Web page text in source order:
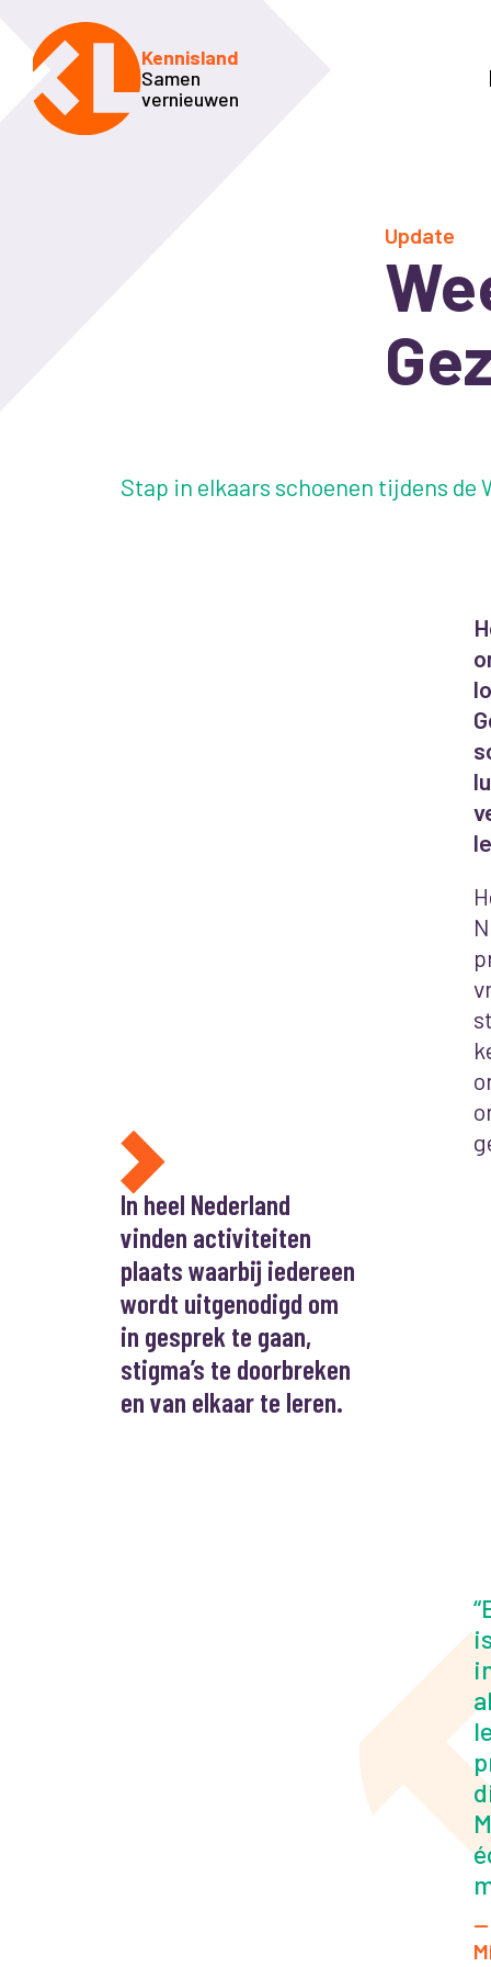
Kennisland
Samen
vernieuwen
Update
Stap in elkaars schoenen tijdens de
In heel Nederland
vinden activiteiten
plaats waarbij iedereen
wordt uitgenodigd om
in gesprek te gaan,
stigma’s te doorbreken
en van elkaar te leren.
—